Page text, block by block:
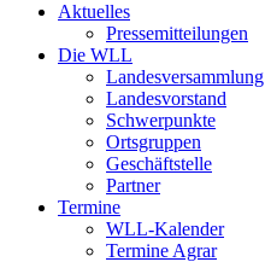
Aktuelles
Pressemitteilungen
Die WLL
Landesversammlung
Landesvorstand
Schwerpunkte
Ortsgruppen
Geschäftstelle
Partner
Termine
WLL-Kalender
Termine Agrar